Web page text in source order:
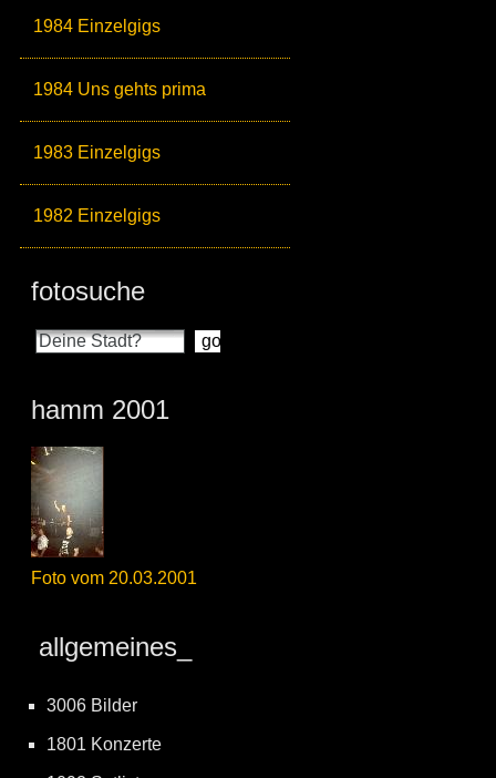
1984 Einzelgigs
1984 Uns gehts prima
1983 Einzelgigs
1982 Einzelgigs
fotosuche
hamm 2001
Foto vom 20.03.2001
allgemeines_
3006 Bilder
1801 Konzerte